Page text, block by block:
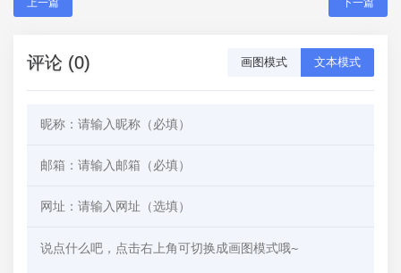
上一篇 下一篇
评论 (0) 画图模式 文本模式